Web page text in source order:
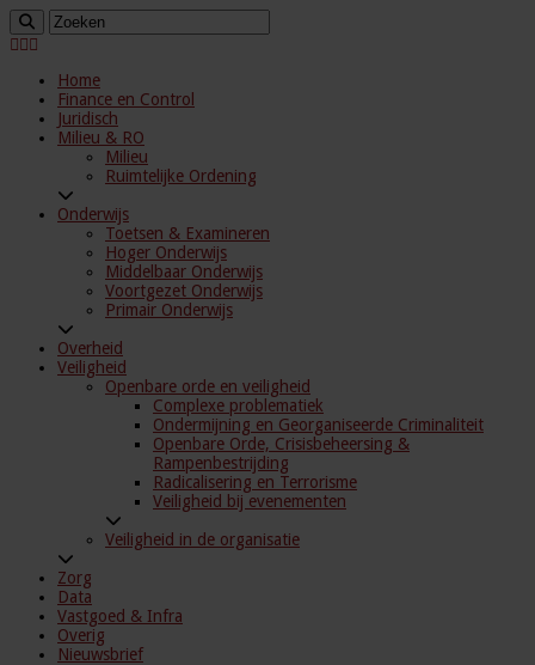
Home
Finance en Control
Juridisch
Milieu & RO
Milieu
Ruimtelijke Ordening
Onderwijs
Toetsen & Examineren
Hoger Onderwijs
Middelbaar Onderwijs
Voortgezet Onderwijs
Primair Onderwijs
Overheid
Veiligheid
Openbare orde en veiligheid
Complexe problematiek
Ondermijning en Georganiseerde Criminaliteit
Openbare Orde, Crisisbeheersing &
Rampenbestrijding
Radicalisering en Terrorisme
Veiligheid bij evenementen
Veiligheid in de organisatie
Zorg
Data
Vastgoed & Infra
Overig
Nieuwsbrief